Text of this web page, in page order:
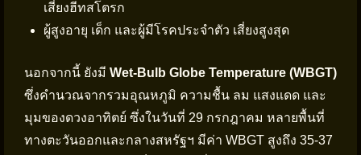
เสี่ยงฮีทสโตรก
ผู้สูงอายุ เด็ก และผู้มีโรคประจำตัว เสี่ยงสูงสุด
นอกจากนี้ ยังมี Wet-Bulb Globe Temperature (WBGT)
ซึ่งคำนวณจากรวมอุณหภูมิ ความชื้น ลม แสงแดด และ
มุมของดวงอาทิตย์ ซึ่งในวันที่ 29 กรกฎาคม หลายพื้นที่
ทางตะวันออกและกลางสหรัฐฯ มีค่า WBGT สูงถึง 35-37